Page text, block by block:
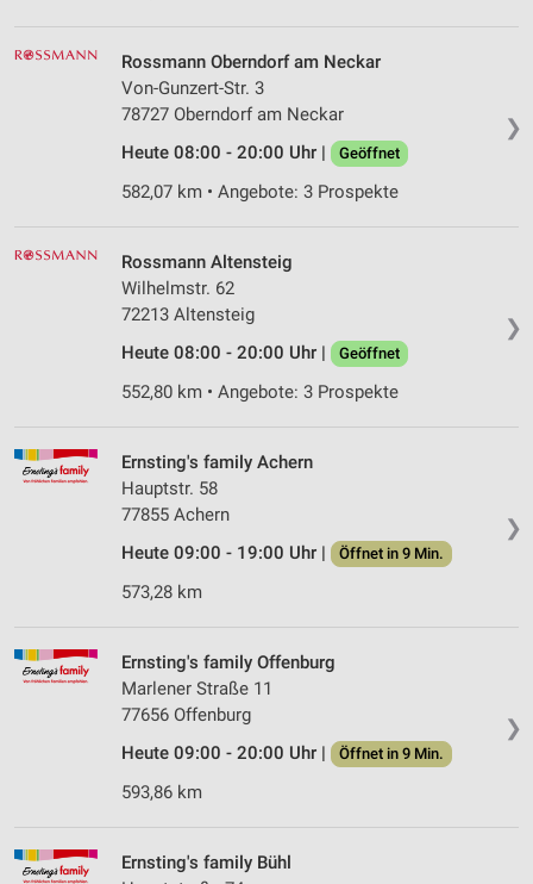
❯
Rossmann Oberndorf am Neckar
Von-Gunzert-Str. 3
78727 Oberndorf am Neckar
Heute 08:00 - 20:00 Uhr |
Geöffnet
582,07 km • Angebote: 3 Prospekte
❯
Rossmann Altensteig
Wilhelmstr. 62
72213 Altensteig
Heute 08:00 - 20:00 Uhr |
Geöffnet
552,80 km • Angebote: 3 Prospekte
❯
Ernsting's family Achern
Hauptstr. 58
77855 Achern
Heute 09:00 - 19:00 Uhr |
Öffnet in 9 Min.
573,28 km
❯
Ernsting's family Offenburg
Marlener Straße 11
77656 Offenburg
Heute 09:00 - 20:00 Uhr |
Öffnet in 9 Min.
593,86 km
Ernsting's family Bühl